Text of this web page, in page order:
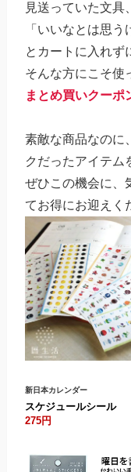
見送っていた文具
「いいなとは思
とカートに入れず
そんな方にこそ使
まとめ買いクーポ
素敵な商品なのに
クだったアイテム
ぜひこの機会に、
てお得にお迎えく
新日本カレンダー
スケジュールシール
275円